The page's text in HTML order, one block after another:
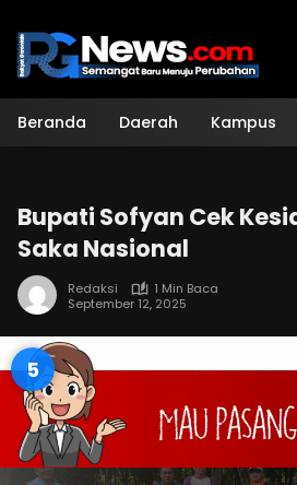
konten
Beranda Daerah Kampus
Bupati Sofyan Cek
Saka Nasional
Redaksi
1 Min Baca
September 12, 2025
4